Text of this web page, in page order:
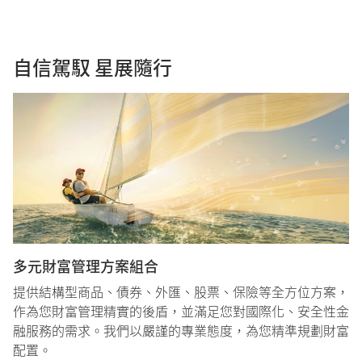
自信駕馭 星展隨行
多元財富管理方案組合
提供結構型商品、債券、外匯、股票、保險等全方位方案，
作為您財富管理精實的後盾，並滿足您對國際化、安全性金
融服務的需求。我們以嚴謹的專業態度，為您精準規劃財富
配置。